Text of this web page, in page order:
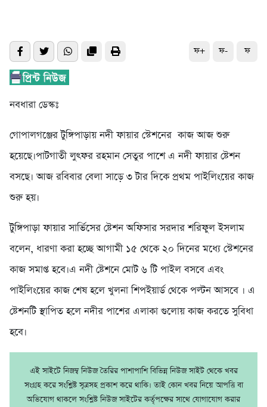
ফ+ ফ- ফ
নবধারা ডেস্কঃ
গোপালগঞ্জের টুঙ্গিপাড়ায় নদী ফায়ার স্টেশনের কাজ আজ শুরু
হয়েছে।পাটগাতী লুৎফর রহমান সেতুর পাশে এ নদী ফায়ার ষ্টেশন
বসছে। আজ রবিবার বেলা সাড়ে ৩ টার দিকে প্রথম পাইলিংয়ের কাজ
শুরু হয়।
টুঙ্গিপাড়া ফায়ার সার্ভিসের ষ্টেশন অফিসার সরদার শরিফুল ইসলাম
বলেন, ধারণা করা হচ্ছে আগামী ১৫ থেকে ২০ দিনের মধ্যে স্টেশনের
কাজ সমাপ্ত হবে।এ নদী ষ্টেশনে মোট ৬ টি পাইল বসবে এবং
পাইলিংয়ের কাজ শেষ হলে খুলনা শিপইয়ার্ড থেকে পল্টন আসবে । এ
ষ্টেশনটি স্থাপিত হলে নদীর পাশের এলাকা গুলোয় কাজ করতে সুবিধা
হবে।
এই সাইটে নিজম্ব নিউজ তৈরির পাশাপাশি বিভিন্ন নিউজ সাইট থেকে খবর
সংগ্রহ করে সংশ্লিষ্ট সূত্রসহ প্রকাশ করে থাকি। তাই কোন খবর নিয়ে আপত্তি বা
অভিযোগ থাকলে সংশ্লিষ্ট নিউজ সাইটের কর্তৃপক্ষের সাথে যোগাযোগ করার